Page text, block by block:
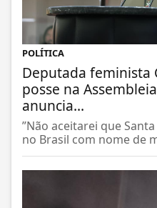
POLÍTICA
Deputada feminista
posse na
anuncia...
”Não aceitarei que
no Brasil com nome de